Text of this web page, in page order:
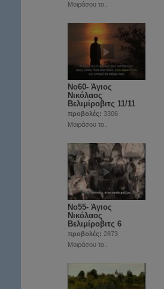
Μοιράσου το..
Νο60- Άγιος
Νικόλαος
Βελιμίροβιτς 11/11
προβολές: 3306
Μοιράσου το..
Νο55- Άγιος
Νικόλαος
Βελιμίροβιτς 6
προβολές: 2873
Μοιράσου το..